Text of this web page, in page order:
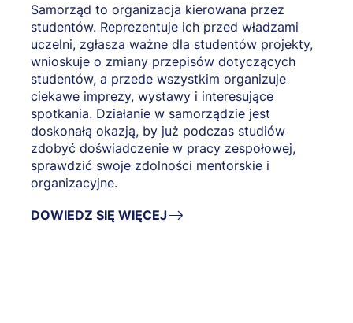
Samorząd to organizacja kierowana przez
studentów. Reprezentuje ich przed władzami
uczelni, zgłasza ważne dla studentów projekty,
wnioskuje o zmiany przepisów dotyczących
studentów, a przede wszystkim organizuje
ciekawe imprezy, wystawy i interesujące
spotkania. Działanie w samorządzie jest
doskonałą okazją, by już podczas studiów
zdobyć doświadczenie w pracy zespołowej,
sprawdzić swoje zdolności mentorskie i
organizacyjne.
DOWIEDZ SIĘ WIĘCEJ